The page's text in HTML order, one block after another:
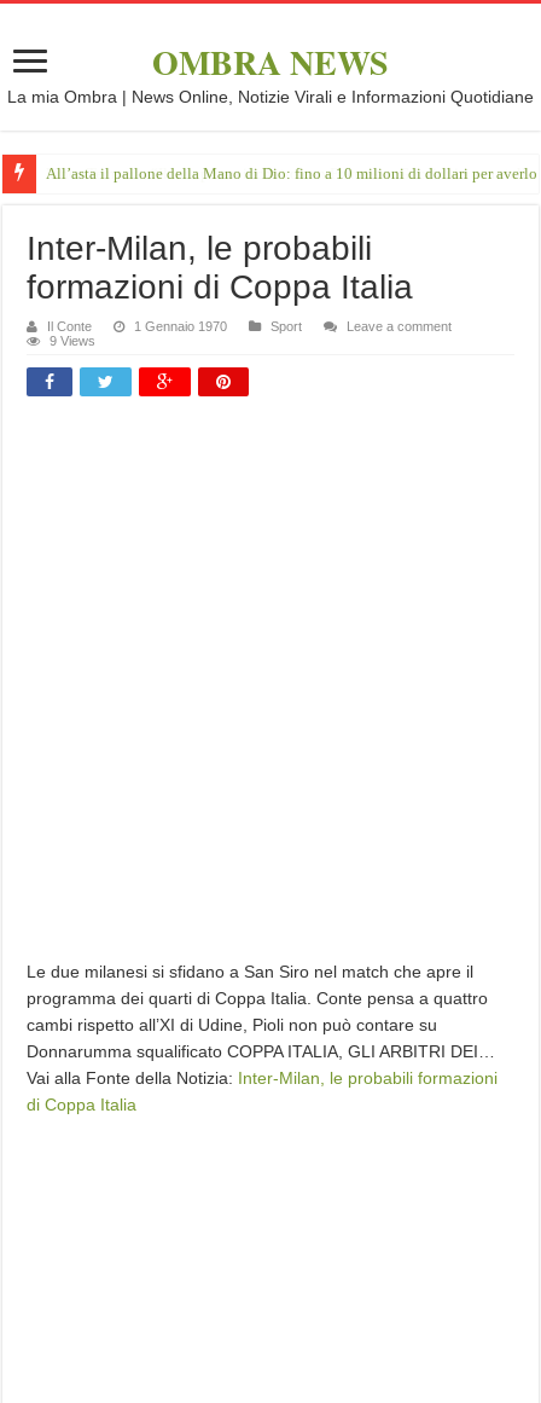
OMBRA NEWS
La mia Ombra | News Online, Notizie Virali e Informazioni Quotidiane
All’asta il pallone della Mano di Dio: fino a 10 milioni di dollari per averlo
Inter-Milan, le probabili
formazioni di Coppa Italia
Il Conte 1 Gennaio 1970 Sport
Leave a comment
9 Views
Le due milanesi si sfidano a San Siro nel match che apre il
programma dei quarti di Coppa Italia. Conte pensa a quattro
cambi rispetto all’XI di Udine, Pioli non può contare su
Donnarumma squalificato COPPA ITALIA, GLI ARBITRI DEI…
Vai alla Fonte della Notizia: Inter-Milan, le probabili formazioni
di Coppa Italia